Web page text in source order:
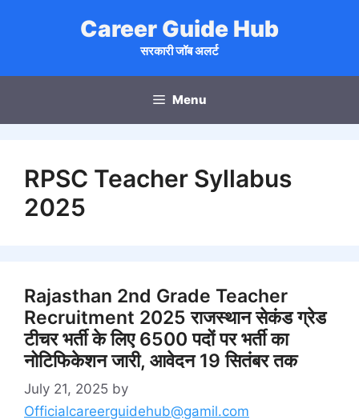
Career Guide Hub
सरकारी जॉब अलर्ट
Menu
RPSC Teacher Syllabus
2025
Rajasthan 2nd Grade Teacher
Recruitment 2025 राजस्थान सेकंड ग्रेड
टीचर भर्ती के लिए 6500 पदों पर भर्ती का
नोटिफिकेशन जारी, आवेदन 19 सितंबर तक
July 21, 2025 by
Officialcareerguidehub@gamil.com